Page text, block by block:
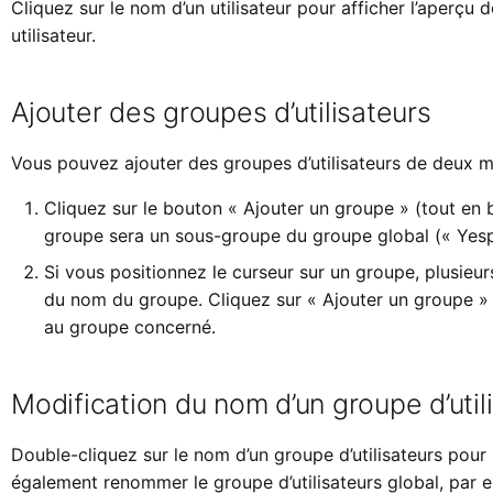
Cliquez sur le nom d’un utilisateur pour afficher l’aperçu
utilisateur.
Ajouter des groupes d’utilisateurs
Vous pouvez ajouter des groupes d’utilisateurs de deux
Cliquez sur le bouton « Ajouter un groupe » (tout en
groupe sera un sous-groupe du groupe global («
Si vous positionnez le curseur sur un groupe,
du nom du groupe. Cliquez sur « Ajouter un groupe
au groupe concerné.
Modification du nom d’un groupe
Double-cliquez sur le nom d’un groupe d’utilisateurs
également renommer le groupe d’utilisateurs global, par